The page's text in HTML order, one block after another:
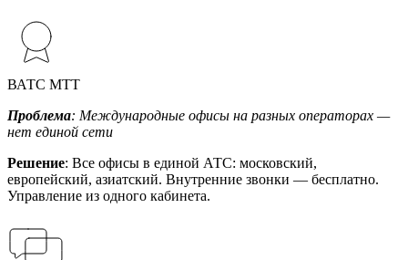
ВАТС МТТ
Проблема: Международные офисы на разных операторах —
нет единой сети
Решение: Все офисы в единой АТС: московский,
европейский, азиатский. Внутренние звонки — бесплатно.
Управление из одного кабинета.